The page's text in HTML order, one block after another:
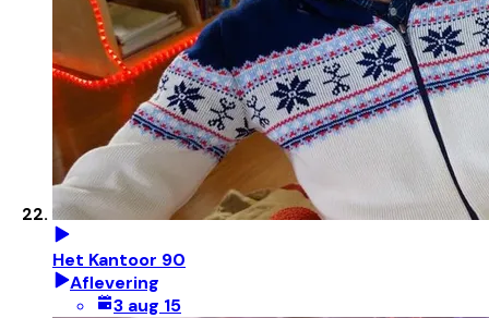
Het Kantoor 90
Aflevering
3 aug 15